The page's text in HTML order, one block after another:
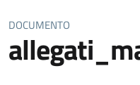
DOCUMENTO